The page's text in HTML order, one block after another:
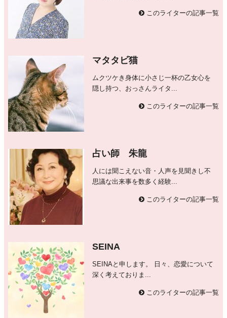
このライターの記事一覧
マタタビ猫
ムクツケき身体に小さじ一杯の乙女心を
隠し持つ、おっさんライタ...
このライターの記事一覧
占い師 朱龍
人には聞こえない音・人声を見聞きし不
思議な出来事を数多く経験...
このライターの記事一覧
SEINA
SEINAと申します。 日々、恋愛について
深く考えておりま...
このライターの記事一覧